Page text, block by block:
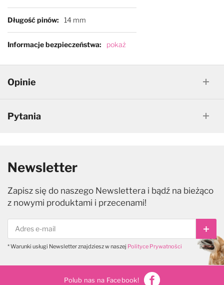
Długość pinów 14 mm
Informacje bezpieczeństwa pokaż
Opinie
Pytania
Newsletter
Zapisz się do naszego Newslettera i bądź na bieżąco
z nowymi produktami i przecenami!
* Warunki usługi Newsletter znajdziesz w naszej Polityce Prywatności
Polub nas na Facebook!